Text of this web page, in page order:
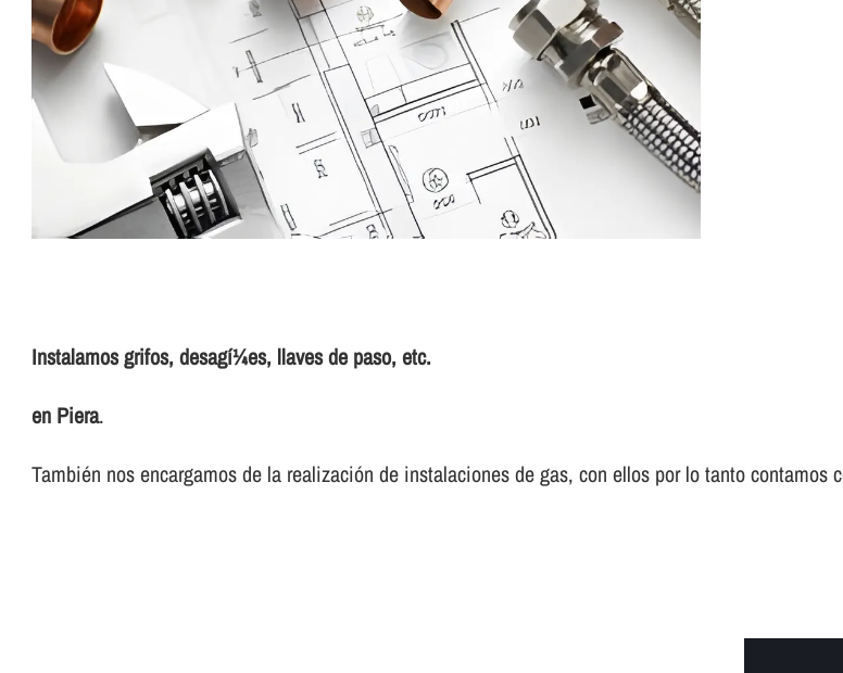
Instalamos grifos, desagí¼es, llaves de paso, etc.
en Piera.
También nos encargamos de la realización de instalaciones de gas, con ellos por lo tanto contamos